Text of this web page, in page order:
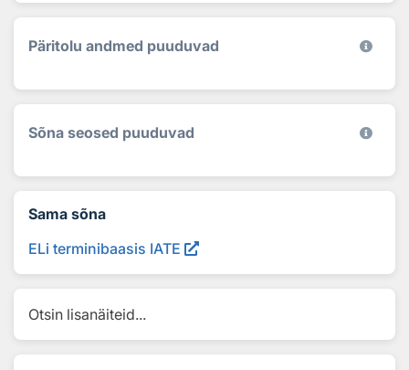
Päritolu andmed puuduvad
Sõna seosed puuduvad
Sama sõna
ELi terminibaasis IATE
Otsin lisanäiteid...